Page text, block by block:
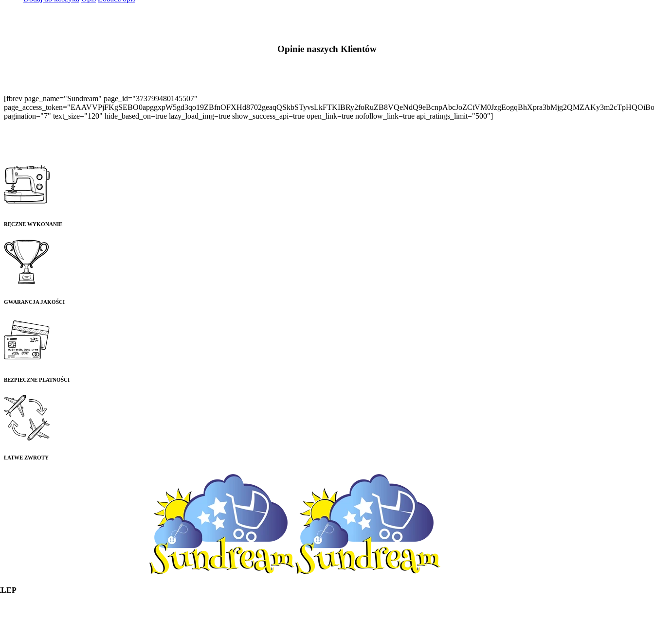
Opinie naszych Klientów
[fbrev page_name="Sundream" page_id="373799480145507"
pagination="7" text_size="120" hide_based_on=true lazy_load_img=true show_success_api=true open_link=true nofollow_link=true api_ratings_limit="500"]
RĘCZNE WYKONANIE
GWARANCJA JAKOŚCI
BEZPIECZNE PŁATNOŚCI
ŁATWE ZWROTY